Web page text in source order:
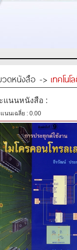
วดหนังสือ -> เทคโน
แนนหนังสือ :
นนเฉลี่ย : 0.00